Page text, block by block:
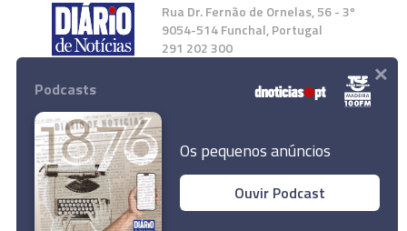
Nobel da Medicina atribuído a descobertas que
levaram à vacina da covid-19
Rua Dr. Fernão de Ornelas, 56 - 3º
9054-514 Funchal, Portugal
291 202 300
Instale a nossa App
© 2023 Empresa Diário de Notícias, Lda.
Podcasts
Os pequenos anúncios
Ouvir Podcast
×